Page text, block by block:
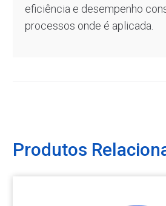
eficiência e desempenho
processos onde é aplicada.
Produtos